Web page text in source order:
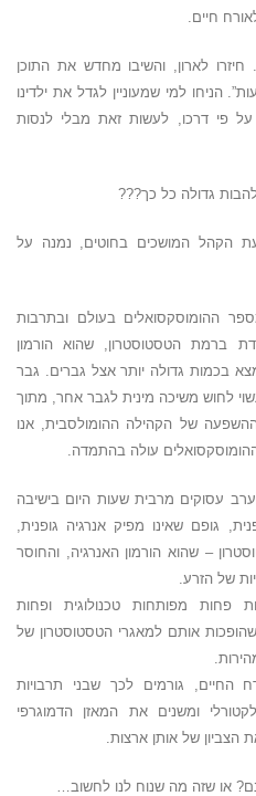
חיים.
חיזרו לארון, והשיבו מחדש את התוכן
הניחו למי שמעוניין לגדל את ילדינו
פי דרכו, לעשות זאת מבלי לנסות
גדולה כל כך???
הקהל המושכים בחוטים, נמנה על
ההומוסקסואלים בעולם ובתרבות
ברמת הטסטוסטרון, שהוא הורמון
בכמות גדולה יותר אצל גברים. גבר
לחוש משיכה מינית לגבר אחר, מתוך
ההשפעה של הקהילה ההומולסבית, אנו
עולה בהתמדה.
עסוקים מרבית שעות היום בישיבה
גופם שאינו מפיק אנרגיה גופנית,
– שהוא הורמון האנרגיה, והחוסר
של הזרע.
פחות מפותחות טכנולוגית ופחות
אותם למאגרי הטסטוסטרון של
החיים, גורמים לכך שבני תרבויות
ומשנים את המאזן הדמוגרפי
הצביון של אותן ארצות.
או שזה מה שנוח לנו לחשוב…